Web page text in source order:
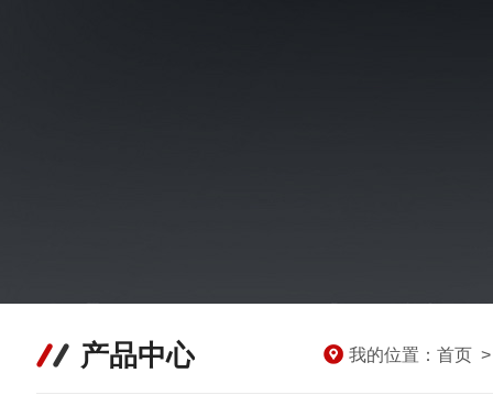
产品中心 我的位置： 首页